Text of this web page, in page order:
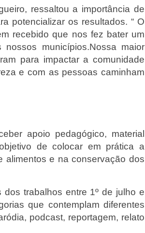
ressaltou a importância de
potencializar os resultados. “ O
recebido que nos fez bater um
municípios.Nossa maior
para impactar a comunidade
e com as pessoas caminham
apoio pedagógico, material
de colocar em prática a
alimentos e na conservação dos
trabalhos entre 1º de julho e
que contemplam diferentes
podcast, reportagem, relato